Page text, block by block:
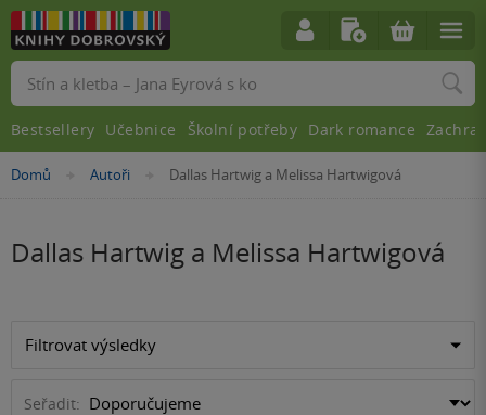
Nacházíte
Domů »Autoři »
Dallas Hartwig a Melissa Hartwigová
Dallas Hartwig a Melissa Hartwigová
Filtrovat výsledky
Seřadit:
Vyhledávání
Bestsellery Učebnice Školní potřeby Dark romance